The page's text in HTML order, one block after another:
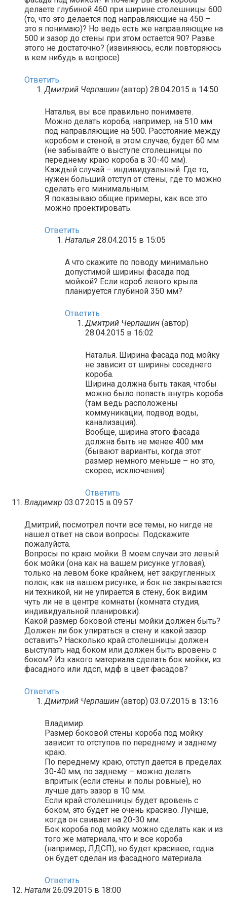
делаете глубиной 460 при ширине столешницы 600
(то, что это делается под направляющие на 450 –
это я понимаю)? Но ведь есть же направляющие на
500 и зазор до стены при этом остается 90? Разве
этого не достаточно? (извиняюсь, если повторяюсь
в кем нибудь в вопросе)
Ответить
Дмитрий Черпашин (автор) 28.04.2015 в 14:50
Наталья, вы все правильно понимаете.
Можно делать короба, например, на 510 мм
под направляющие на 500. Расстояние между
коробом и стеной, в этом случае, будет 60 мм
(не забывайте о выступе столешницы по
переднему краю короба в 30-40 мм).
Каждый случай – индивидуальный. Где то,
нужен больший отступ от стены, где то можно
сделать его минимальным.
Я показываю общие примеры, как все это
можно проектировать.
Ответить
Наталья 28.04.2015 в 15:05
А что скажите по поводу минимально
допустимой ширины фасада под
мойкой? Если короб левого крыла
планируется глубиной 350 мм?
Ответить
Дмитрий Черпашин (автор)
28.04.2015 в 16:02
Наталья. Ширина фасада под мойку
не зависит от ширины соседнего
короба.
Ширина должна быть такая, чтобы
можно было попасть внутрь короба
(там ведь расположены
коммуникации, подвод воды,
канализация).
Вообще, ширина этого фасада
должна быть не менее 400 мм
(бывают варианты, когда этот
размер немного меньше – но это,
скорее, исключения).
Ответить
Владимир 03.07.2015 в 09:57
Дмитрий, посмотрел почти все темы, но нигде не
нашел ответ на свои вопросы. Подскажите
пожалуйста.
Вопросы по краю мойки. В моем случаи это левый
бок мойки (она как на вашем рисунке угловая),
только на левом боке крайнем, нет закругленных
полок, как на вашем рисунке, и бок не закрывается
ни техникой, ни не упирается в стену, бок видим
чуть ли не в центре комнаты (комната студия,
индивидуальной планировки).
Какой размер боковой стены мойки должен быть?
Должен ли бок упираться в стену и какой зазор
оставить? Насколько край столешницы должен
выступать над боком или должен быть вровень с
боком? Из какого материала сделать бок мойки, из
фасадного или лдсп, мдф в цвет фасадов?
Ответить
Дмитрий Черпашин (автор) 03.07.2015 в 13:16
Владимир.
Размер боковой стены короба под мойку
зависит то отступов по переднему и заднему
краю.
По переднему краю, отступ дается в пределах
30-40 мм, по заднему – можно делать
впритык (если стены и полы ровные), но
лучше дать зазор в 10 мм.
Если край столешницы будет вровень с
боком, это будет не очень красиво. Лучше,
когда он свивает на 20-30 мм.
Бок короба под мойку можно сделать как и из
того же материала, что и все короба
(например, ЛДСП), но будет красивее, годна
он будет сделан из фасадного материала.
Ответить
Натали 26.09.2015 в 18:00